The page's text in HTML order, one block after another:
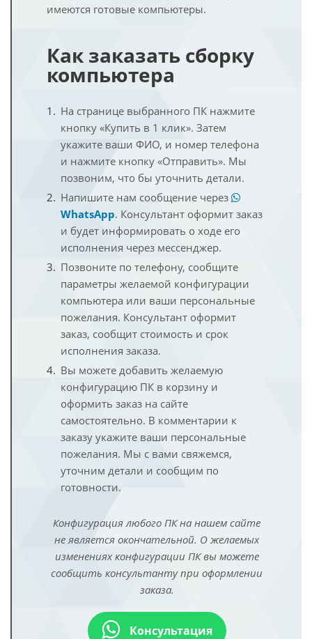
имеются готовые компьютеры.
Как заказать сборку
компьютера
На странице выбранного ПК нажмите
кнопку «Купить в 1 клик». Затем
укажите ваши ФИО, и номер телефона
и нажмите кнопку «Отправить». Мы
позвоним, что бы уточнить детали.
Напишите нам сообщение через
WhatsApp. Консультант оформит заказ
и будет информировать о ходе его
исполнения через мессенджер.
Позвоните по телефону, сообщите
параметры желаемой конфигурации
компьютера или ваши персональные
пожелания. Консультант оформит
заказ, сообщит стоимость и срок
исполнения заказа.
Вы можете добавить желаемую
конфигурацию ПК в корзину и
оформить заказ на сайте
самостоятельно. В комментарии к
заказу укажите ваши персональные
пожелания. Мы с вами свяжемся,
уточним детали и сообщим по
готовности.
Конфигурация любого ПК на нашем сайте
не является окончательной. О желаемых
изменениях конфигурации ПК вы можете
сообщить консультанту при оформлении
заказа.
Консультация